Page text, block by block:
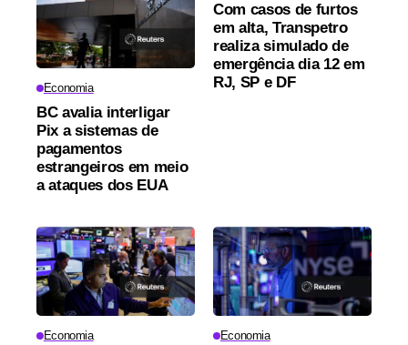
Economia
BC avalia interligar
Pix a sistemas de
pagamentos
estrangeiros em meio
a ataques dos EUA
Com casos de furtos
em alta, Transpetro
realiza simulado de
emergência dia 12 em
RJ, SP e DF
Economia Economia